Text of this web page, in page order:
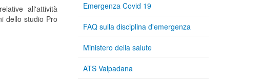
all'attività
dello studio Pro
Emergenza Covid 19
FAQ sulla disciplina d'emergenza
Ministero della salute
ATS Valpadana